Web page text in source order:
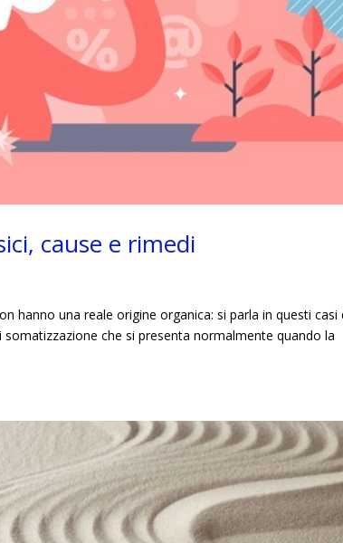
cause e rimedi
hanno una reale origine organica: si parla in questi casi
che si presenta normalmente quando la